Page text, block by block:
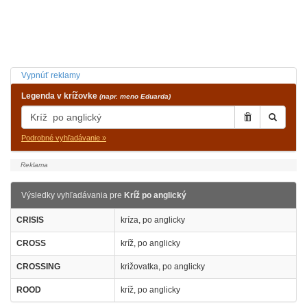
Vypnúť reklamy
Legenda v krížovke (napr. meno Eduarda)
Podrobné vyhľadávanie »
Výsledky vyhľadávania pre Kríž po anglický
CRISIS kríza, po anglicky
CROSS kríž, po anglicky
CROSSING križovatka, po anglicky
ROOD kríž, po anglicky